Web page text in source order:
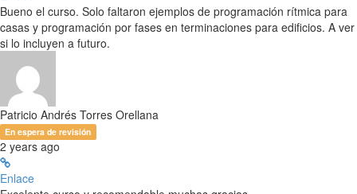
Bueno el curso. Solo faltaron ejemplos de programación rítmica para
casas y programación por fases en terminaciones para edificios. A ver
si lo incluyen a futuro.
Patricio Andrés Torres Orellana
En espera de revisión
2 years ago
Enlace